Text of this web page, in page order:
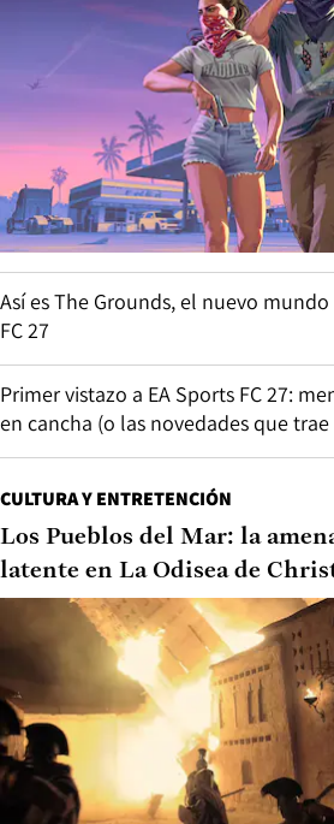
Así es The Grounds, el nuevo
FC 27
Primer vistazo a EA Sports FC 27:
en cancha (o las novedades que trae
CULTURA Y ENTRETENCIÓN
Los Pueblos del Mar: la
latente en La Odisea de